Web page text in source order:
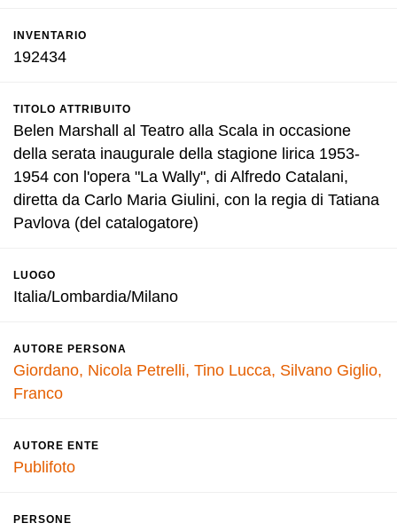
INVENTARIO
192434
TITOLO ATTRIBUITO
Belen Marshall al Teatro alla Scala in occasione
della serata inaugurale della stagione lirica 1953-
1954 con l'opera "La Wally", di Alfredo Catalani,
diretta da Carlo Maria Giulini, con la regia di Tatiana
Pavlova (del catalogatore)
LUOGO
Italia/Lombardia/Milano
AUTORE PERSONA
Giordano, Nicola Petrelli, Tino Lucca, Silvano Giglio,
Franco
AUTORE ENTE
Publifoto
PERSONE